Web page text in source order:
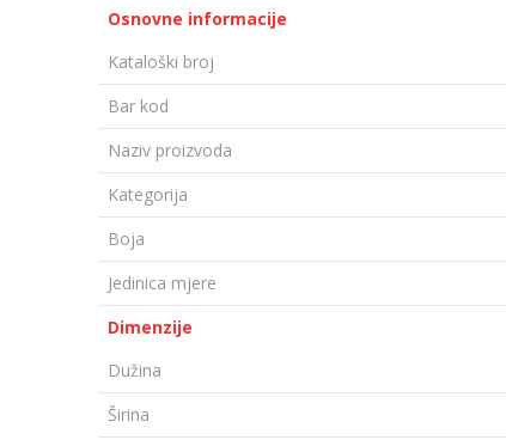
Osnovne informacije
Kataloški broj
Bar kod
Naziv proizvoda
Kategorija
Boja
Jedinica mjere
Dimenzije
Dužina
Širina